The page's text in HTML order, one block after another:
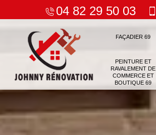
04 82 29 50 03
FAÇADIER 69
PEINTURE ET
RAVALEMENT DE
COMMERCE ET
BOUTIQUE 69